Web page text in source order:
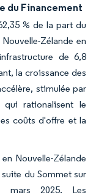
du Financement
% de la part du
Zélande en
de 6,8
la croissance des
stimulée par
rationalisent le
coûts d'offre et la
Nouvelle-Zélande
du Sommet sur
mars 2025. Les